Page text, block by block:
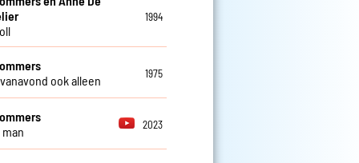
1994
ook alleen
1975
2023